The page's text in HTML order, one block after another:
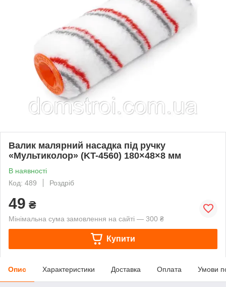
Валик малярний насадка під ручку
«Мультиколор» (KT-4560) 180×48×8 мм
В наявності
Код: 489
Роздріб
49 ₴
Мінімальна сума замовлення на сайті — 300 ₴
Купити
Опис Характеристики Доставка Оплата Умови